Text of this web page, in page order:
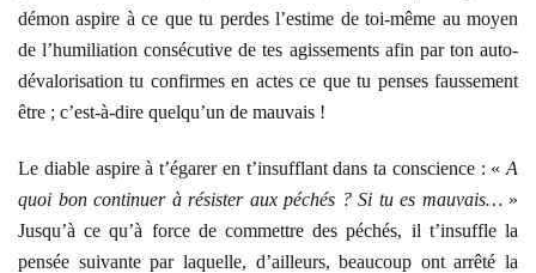
démon aspire à ce que tu perdes l’estime de toi-même au moyen
de l’humiliation consécutive de tes agissements afin par ton auto-
dévalorisation tu confirmes en actes ce que tu penses faussement
être ; c’est-à-dire quelqu’un de mauvais !
Le diable aspire à t’égarer en t’insufflant dans ta conscience : « A
quoi bon continuer à résister aux péchés ? Si tu es mauvais… »
Jusqu’à ce qu’à force de commettre des péchés, il t’insuffle la
pensée suivante par laquelle, d’ailleurs, beaucoup ont arrêté la